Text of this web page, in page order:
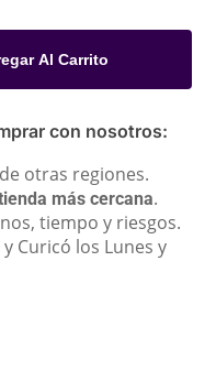
Al Carrito
con nosotros:
otras regiones.
más cercana.
tiempo y riesgos.
y Curicó los Lunes y